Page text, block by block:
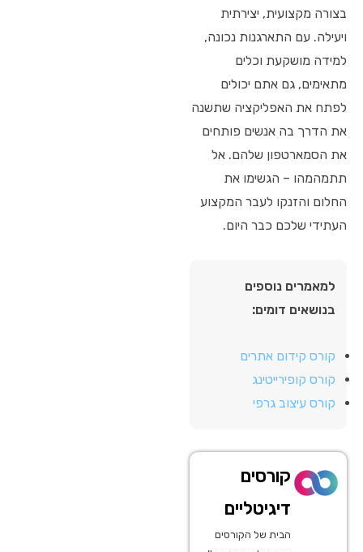
בצורה מקצועית, יצירתית
ויעילה. עם התארגנות נכונה,
למידה מושקעת וכלים
מתאימים, גם אתם יכולים
לפתח את האפליקציה שתשנה
את הדרך בה אנשים פותחים
את הסמארטפון שלהם. אל
תתמהמהו – הגשימו את
החלום והזנקו לעבר המקצוע
העתידי שלכם כבר היום.
למאמרים נוספים
בנושאים דומים:
קורס קידום אתרים
קורס קופירייטינג
קורס עיצוב גרפי
קורסים
דיגיטליים
הבית של הקורסים